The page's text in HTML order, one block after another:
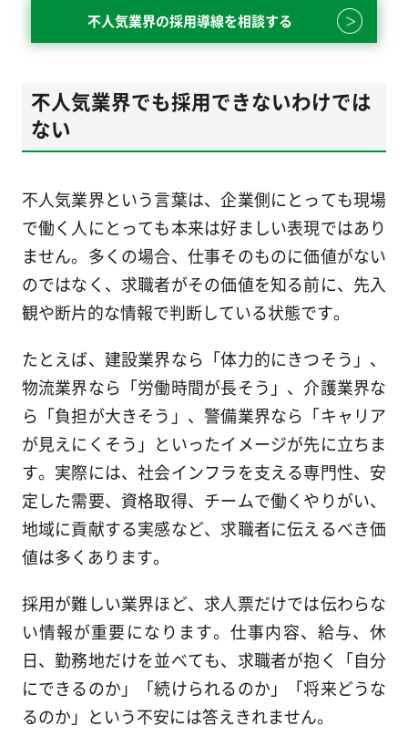
不人気業界の採用導線を相談する
不人気業界でも採用できないわけでは
ない
不人気業界という言葉は、企業側にとっても現場
で働く人にとっても本来は好ましい表現ではあり
ません。多くの場合、仕事そのものに価値がない
のではなく、求職者がその価値を知る前に、先入
観や断片的な情報で判断している状態です。
たとえば、建設業界なら「体力的にきつそう」、
物流業界なら「労働時間が長そう」、介護業界な
ら「負担が大きそう」、警備業界なら「キャリア
が見えにくそう」といったイメージが先に立ちま
す。実際には、社会インフラを支える専門性、安
定した需要、資格取得、チームで働くやりがい、
地域に貢献する実感など、求職者に伝えるべき価
値は多くあります。
採用が難しい業界ほど、求人票だけでは伝わらな
い情報が重要になります。仕事内容、給与、休
日、勤務地だけを並べても、求職者が抱く「自分
にできるのか」「続けられるのか」「将来どうな
るのか」という不安には答えきれません。